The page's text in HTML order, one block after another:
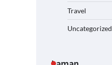
Travel
Uncategorized